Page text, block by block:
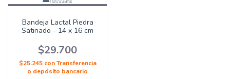
Bandeja Lactal Piedra
Satinado - 14 x 16 cm
$29.700
$25.245 con Transferencia
o depósito bancario